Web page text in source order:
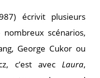
écrivit plusieurs
scénarios,
George Cukor ou
c’est avec Laura,